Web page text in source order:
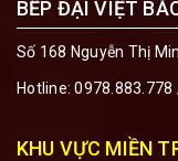
BẾP ĐẠI VIỆT
Số 168 Nguyễn Thị
Hotline:0978.883.778
KHU VỰC MIỀN